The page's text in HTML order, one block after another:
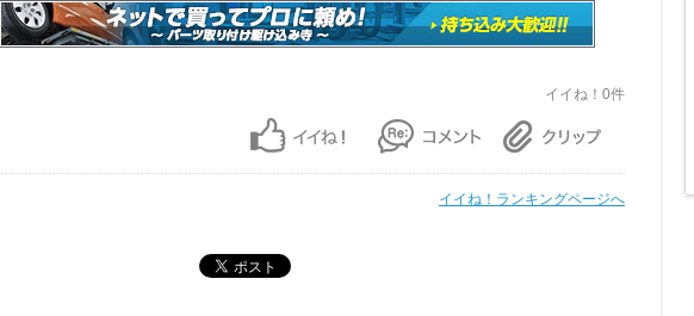
イイね！0件
イイね！ランキングページへ